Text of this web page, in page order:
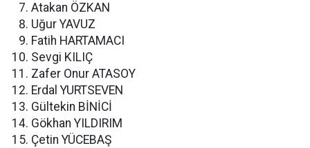
Atakan ÖZKAN
Uğur YAVUZ
Fatih HARTAMACI
Sevgi KILIÇ
Zafer Onur ATASOY
Erdal YURTSEVEN
Gültekin BİNİCİ
Gökhan YILDIRIM
Çetin YÜCEBAŞ